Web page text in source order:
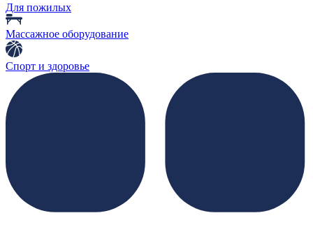
Для пожилых
Массажное оборудование
Спорт и здоровье